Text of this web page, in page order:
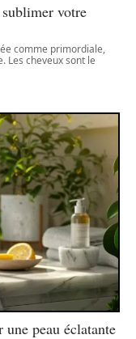
votre
comme primordiale,
Les cheveux sont le
peau éclatante